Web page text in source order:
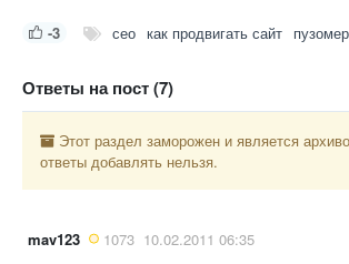
-3 сео как продвигать сайт
Ответы на пост (7)
Этот раздел заморожен и является
ответы добавлять нельзя.
mav123 1073 10.02.2011 06:35